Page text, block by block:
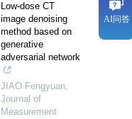
Low-dose CT
image denoising
method based on
generative
adversarial network
JIAO Fengyuan,
Journal of
Measurement
AI问答